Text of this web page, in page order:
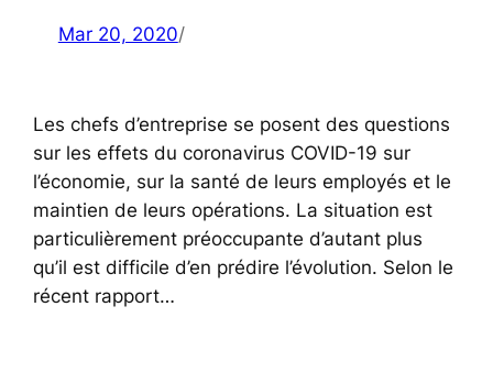
Mar 20, 2020/
Les chefs d’entreprise se posent des questions
sur les effets du coronavirus COVID-19 sur
l’économie, sur la santé de leurs employés et le
maintien de leurs opérations. La situation est
particulièrement préoccupante d’autant plus
qu’il est difficile d’en prédire l’évolution. Selon le
récent rapport…